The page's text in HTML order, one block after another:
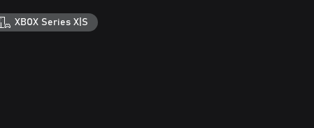
XBOX Series X|S